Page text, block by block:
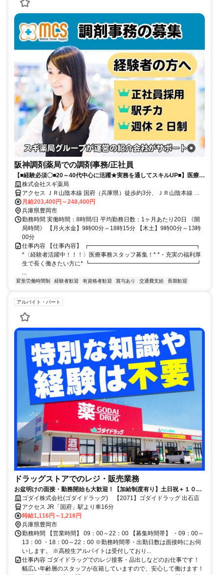
阪神調剤薬局での調剤事務/正社員
【■経験必須〇■20～40代中心に活躍★実務を通してスキルUP■】医療事
務にチャレンジしたい方必見！
株式会社スギ薬局
アクセス ＪＲ山陰本線 国府（兵庫県）徒歩約3分、ＪＲ山陰本線 江
原東口徒歩約46分、空路 但馬空港徒歩約71分
月給203,400円～248,400円
兵庫県豊岡市
勤務時間 実働時間：8時間/日 平均勤務日数：1ヶ月あたり20日 《開
局時間》 【月火水金】9時00分～18時15分 【木土】9時00分～13時
00分
仕事内容 【仕事内容】 ┏━━━━━━━━━━━━━━━━━━┓
*〈経験者活躍中！！！〉医療事務スタッフ募集！* *・充実の福利厚
生で長く働きたい方に* ┗━━━━━━━━━━━━━━━━━━┛
変形労働時間制 経験者歓迎 有資格者歓迎 賞与あり 交通費支給 長期歓迎
アルバイト・パート
ドラッグストアでのレジ・販売業務
お盆明けの面接・勤務開始も大歓迎！【加給制度有り】土日祝＋１００
円！未経験ＯＫ！【積極採用中】
ゴダイ株式会社(ゴダイドラッグ) 【2071】ゴダイドラッグ 出石店
アクセス JR「国府」駅より車16分
時給1,116円～1,216円
兵庫県豊岡市
勤務時間 【営業時間】 09：00～22：00 【募集時間帯】 ・09：00～
13：00 ・18：00～22：00 ※勤務時間帯・出勤日数は面接時にお伺
いします。 ※高校生アルバイトは受付しており...
仕事内容 ゴダイドラッグでのレジ接客・品出しなどのお仕事です！
幅広い年齢層のスタッフが在籍していますので、安心して働けます！